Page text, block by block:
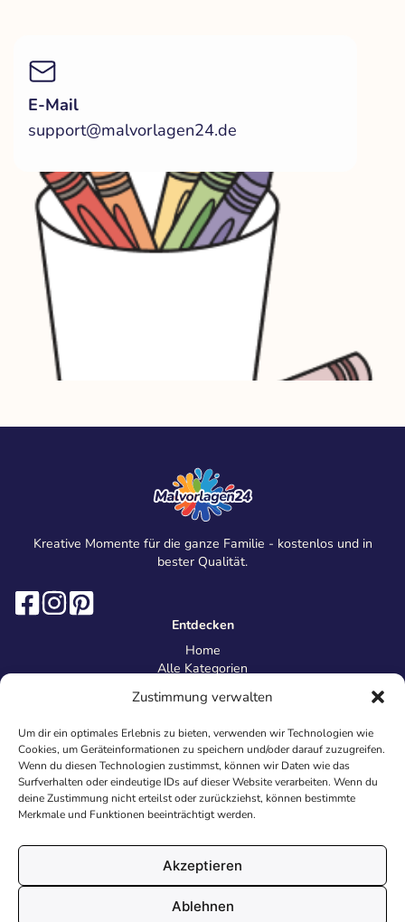
Zustimmung verwalten
Um dir ein optimales Erlebnis zu bieten, verwenden wir Technologien wie
Cookies, um Geräteinformationen zu speichern und/oder darauf zuzugreifen.
Wenn du diesen Technologien zustimmst, können wir Daten wie das
Surfverhalten oder eindeutige IDs auf dieser Website verarbeiten. Wenn du
deine Zustimmung nicht erteilst oder zurückziehst, können bestimmte
Merkmale und Funktionen beeinträchtigt werden.
Akzeptieren
Ablehnen
E-Mail
support@malvorlagen24.de
Kreative Momente für die ganze Familie - kostenlos und in
bester Qualität.
Entdecken
Home
Alle Kategorien
Information
Über uns
Kontakt
Inhaltsrichtlinien
Recht & Datenschutz
Impressum
AGB
Cookies